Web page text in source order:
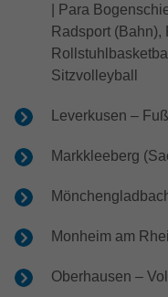
| Para
Radsport (Bahn),
Sitzvolleyball
Leverkusen –
Markkleeberg
Monheim am
Oberhausen –